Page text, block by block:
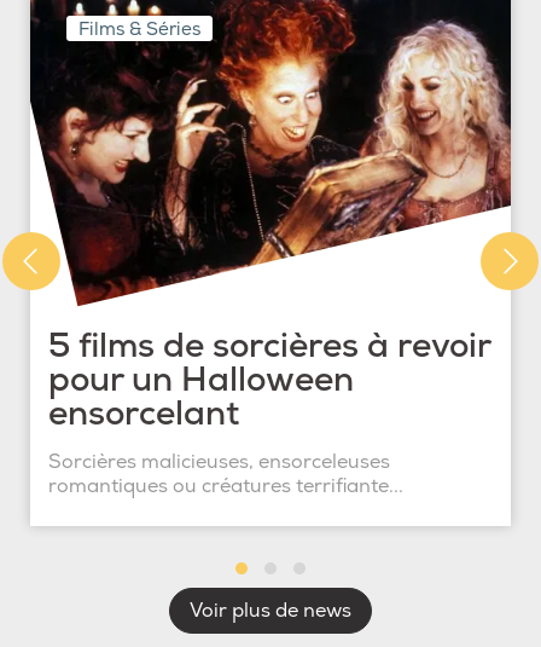
Films & Séries
5 films de sorcières à revoir
pour un Halloween
ensorcelant
Sorcières malicieuses, ensorceleuses
romantiques ou créatures terrifiante...
Voir plus de news